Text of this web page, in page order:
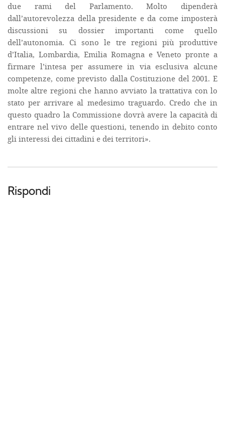
due rami del Parlamento. Molto dipenderà
dall’autorevolezza della presidente e da come imposterà
discussioni su dossier importanti come quello
dell’autonomia. Ci sono le tre regioni più produttive
d’Italia, Lombardia, Emilia Romagna e Veneto pronte a
firmare l’intesa per assumere in via esclusiva alcune
competenze, come previsto dalla Costituzione del 2001. E
molte altre regioni che hanno avviato la trattativa con lo
stato per arrivare al medesimo traguardo. Credo che in
questo quadro la Commissione dovrà avere la capacità di
entrare nel vivo delle questioni, tenendo in debito conto
gli interessi dei cittadini e dei territori».
Rispondi